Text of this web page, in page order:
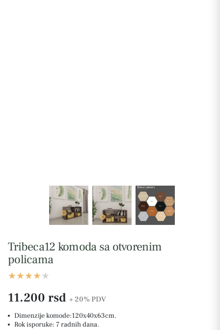
Tribeca12 komoda sa otvorenim
policama
11.200 rsd + 20% PDV
Dimenzije komode:120x40x63cm.
Rok isporuke: 7 radnih dana.